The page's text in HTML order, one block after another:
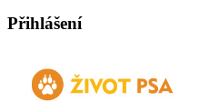
Přihlášení